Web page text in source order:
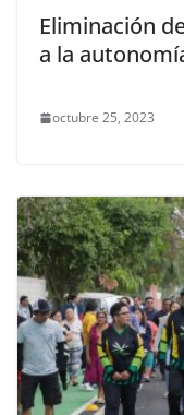
Eliminación
a la
octubre 25, 2023